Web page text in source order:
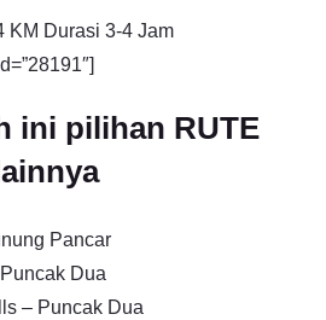
KM Durasi 3-4 Jam
ini pilihan RUTE
Pancar
Dua
– Puncak Dua